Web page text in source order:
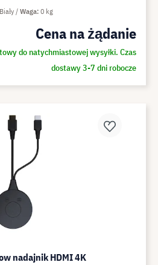
Cena na żądanie
do natychmiastowej wysyłki. Czas
dostawy 3-7 dni robocze
Biały Waga 0 kg
nadajnik HDMI 4K